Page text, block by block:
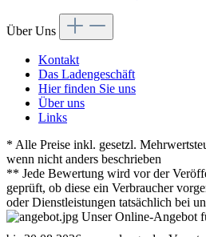
Über Uns
Kontakt
Das Ladengeschäft
Hier finden Sie uns
Über uns
Links
* Alle Preise inkl. gesetzl.
wenn nicht anders beschrieben
** Jede Bewertung wird vor der
geprüft, ob diese ein Verbraucher
oder Dienstleistungen tatsächlich bei
Unser Online-Angebot